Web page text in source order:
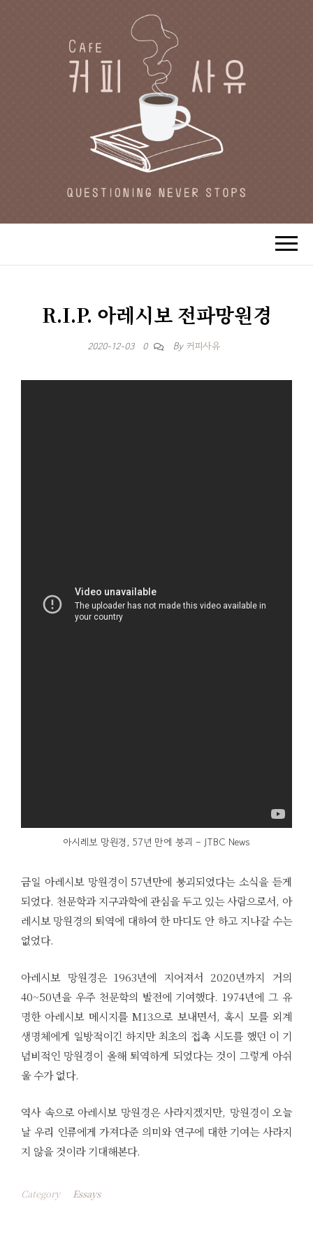
CAFE 커피사유
카페지기 커피사유의 커피와 사유(思
惟)가 있는 공간.
R.I.P. 아레시보 전파망원경
2020-12-03 0 By 커피사유
아시레보 망원경, 57년 만에 붕괴 – JTBC News
금일 아레시보 망원경이 57년만에 붕괴되었다는 소식을 듣게
되었다. 천문학과 지구과학에 관심을 두고 있는 사람으로서, 아
레시보 망원경의 퇴역에 대하여 한 마디도 안 하고 지나갈 수는
없었다.
아레시보 망원경은 1963년에 지어져서 2020년까지 거의
40~50년을 우주 천문학의 발전에 기여했다. 1974년에 그 유
명한 아레시보 메시지를 M13으로 보내면서, 혹시 모를 외계
생명체에게 일방적이긴 하지만 최초의 접촉 시도를 했던 이 기
념비적인 망원경이 올해 퇴역하게 되었다는 것이 그렇게 아쉬
울 수가 없다.
역사 속으로 아레시보 망원경은 사라지겠지만, 망원경이 오늘
날 우리 인류에게 가져다준 의미와 연구에 대한 기여는 사라지
지 않을 것이라 기대해본다.
Category Essays